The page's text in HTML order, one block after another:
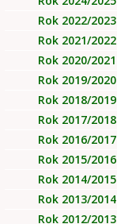
Rok 2022/2023
Rok 2021/2022
Rok 2020/2021
Rok 2019/2020
Rok 2018/2019
Rok 2017/2018
Rok 2016/2017
Rok 2015/2016
Rok 2014/2015
Rok 2013/2014
Rok 2012/2013